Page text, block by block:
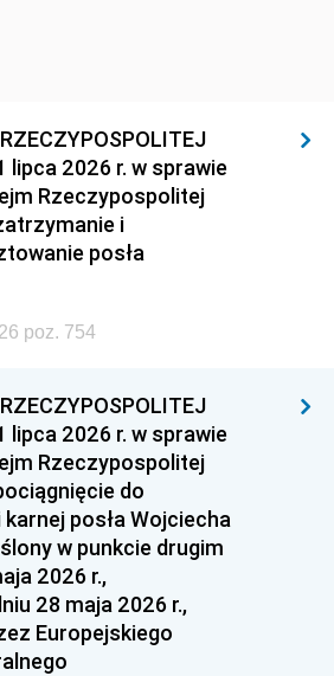
lipca 2026 r. w sprawie
Rzeczypospolitej
i
posła
poz. 754
lipca 2026 r. w sprawie
Rzeczypospolitej
do
posła Wojciecha
w punkcie drugim
2026 r.,
28 maja 2026 r.,
Europejskiego